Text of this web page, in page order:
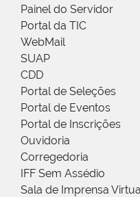
Painel do Servidor
Portal da TIC
WebMail
SUAP
CDD
Portal de Seleções
Portal de Eventos
Portal de Inscrições
Ouvidoria
Corregedoria
IFF Sem Assédio
Sala de Imprensa